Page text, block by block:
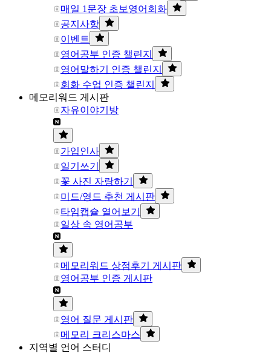
매일 1문장 초보영어회화
공지사항
이벤트
영어공부 인증 챌린지
영어말하기 인증 챌린지
회화 수업 인증 챌린지
메모리워드 게시판
자유이야기방
가입인사
일기쓰기
꽃 사진 자랑하기
미드/영드 추천 게시판
타임캡슐 열어보기
일상 속 영어공부
메모리워드 상점후기 게시판
영어공부 인증 게시판
영어 질문 게시판
메모리 크리스마스
지역별 언어 스터디